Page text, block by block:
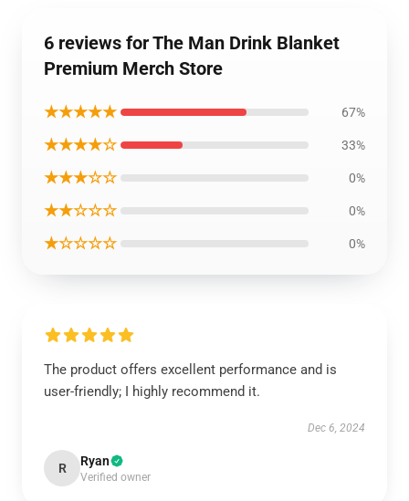
6 reviews for The Man Drink Blanket
Premium Merch Store
★★★★★ 67%
★★★★☆ 33%
★★★☆☆ 0%
★★☆☆☆ 0%
★☆☆☆☆ 0%
The product offers excellent performance and is
user-friendly; I highly recommend it.
Dec 6, 2024
R Ryan
Verified owner